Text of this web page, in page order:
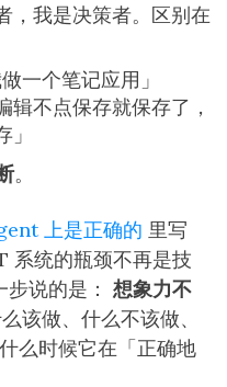
，我是决策者。区别在
一个笔记应用」
辑不点保存就保存了，
。
上是正确的 里写
系统的瓶颈不再是技
说的是： 想象力不
该做、什么不该做、
么时候它在「正确地